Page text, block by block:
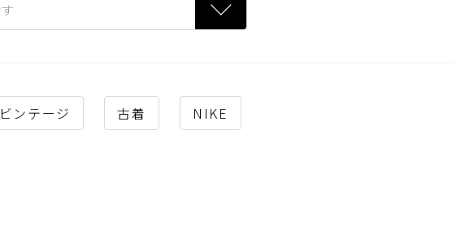
ビンテージ 古着 NIKE